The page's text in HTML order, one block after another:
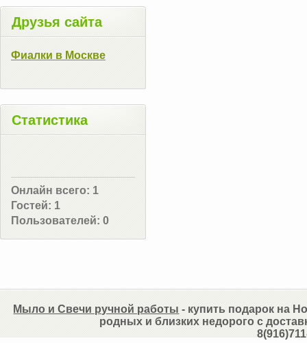
Друзья сайта
Фиалки в Москве
Статистика
Онлайн всего: 1
Гостей: 1
Пользователей: 0
Мыло и Свечи ручной работы - купить подарок на
родных и близких недорого с